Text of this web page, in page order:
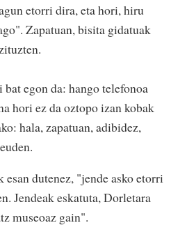
etorri dira, eta hori, hiru
Zapatuan, bisita gidatuak
egon da: hango telefonoa
hori ez da oztopo izan kobak
hala, zapatuan, adibidez,
esan dutenez, "jende asko etorri
Jendeak eskatuta, Dorletara
museoaz gain".